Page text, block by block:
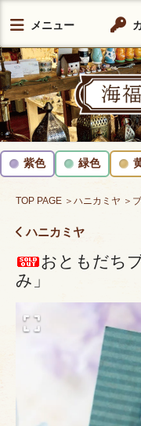
メニュー
紫色 緑色
TOP PAGE ＞ハニカミヤ ＞
ハニカミヤ
おともだち
み」